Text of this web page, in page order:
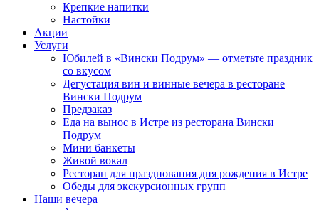
Крепкие напитки
Настойки
Акции
Услуги
Юбилей в «Вински Подрум» — отметьте праздник
со вкусом
Дегустация вин и винные вечера в ресторане
Вински Подрум
Предзаказ
Еда на вынос в Истре из ресторана Вински
Подрум
Мини банкеты
Живой вокал
Ресторан для празднования дня рождения в Истре
Обеды для экскурсионных групп
Наши вечера